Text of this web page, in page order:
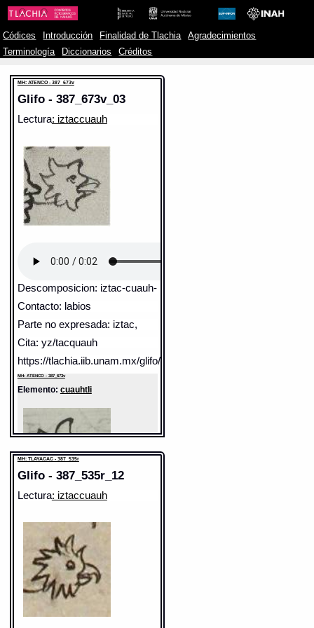
Códices Introducción Finalidad de Tlachia
Agradecimientos
Terminología
Diccionarios Créditos
MH: ATENCO - 387_673v
Glifo - 387_673v_03
Lectura: iztaccuauh
Descomposicion: iztac-cuauh-
Contacto: labios
Parte no expresada: iztac,
Cita: yz/tacquauh
https://tlachia.iib.unam.mx/glifo/387_673v_03
MH: ATENCO - 387_673v
Elemento: cuauhtli
Sentido: águila
Valor fonético: cuauh
https://tlachia.iib.unam.mx/elemento/02.01.06
MH: TLAYACAC - 387_535r
Glifo - 387_535r_12
Lectura: iztaccuauh